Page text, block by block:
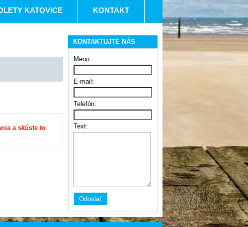
KATOVICE KONTAKT
a skúste to
KONTAKTUJTE NÁS
Meno:
E-mail:
Telefón:
Text: